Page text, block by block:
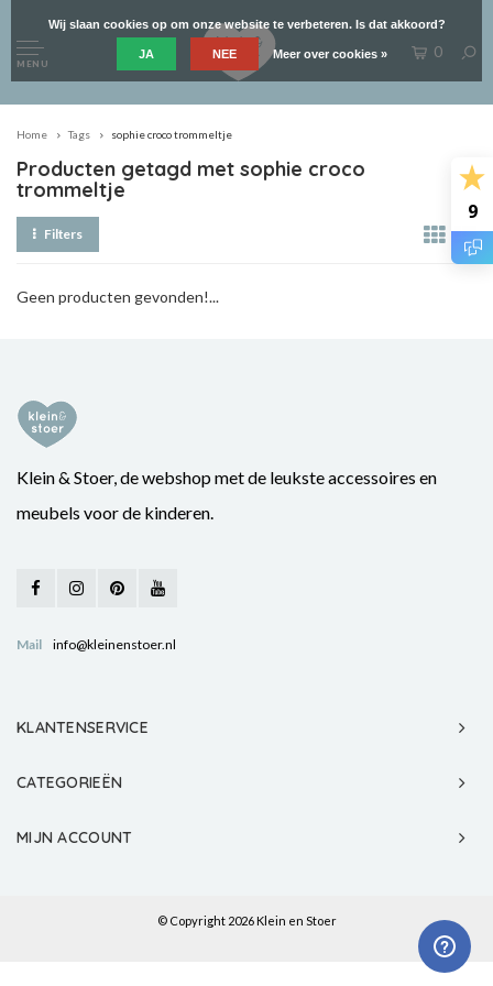
9
MENU
0
Home Tags sophie croco trommeltje
Producten getagd met sophie croco
trommeltje
Filters
Geen producten gevonden!...
Klein & Stoer, de webshop met de leukste accessoires en
meubels voor de kinderen.
Mail info@kleinenstoer.nl
KLANTENSERVICE
CATEGORIEËN
MIJN ACCOUNT
© Copyright 2026 Klein en Stoer
Wij slaan cookies op om onze website te verbeteren. Is dat akkoord?
JA NEE Meer over cookies »